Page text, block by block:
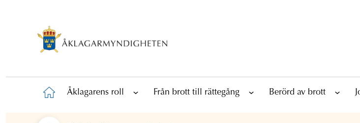
Åklagarens roll Från brott till rättegång Berörd av brott